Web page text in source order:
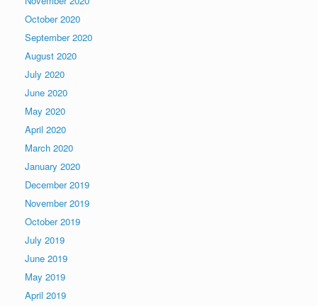
October 2020
September 2020
August 2020
July 2020
June 2020
May 2020
April 2020
March 2020
January 2020
December 2019
November 2019
October 2019
July 2019
June 2019
May 2019
April 2019